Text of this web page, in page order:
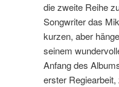
die zweite Reihe
Songwriter das
kurzen, aber
seinem
Anfang des
erster Regiearbeit,